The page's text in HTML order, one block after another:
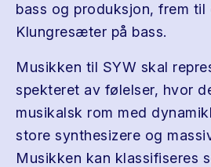
bass og produksjon, frem
Klungresæter på bass.
Musikken til SYW skal
spekteret av følelser, hvor
musikalsk rom med
store synthesizere og
Musikken kan klassifiseres